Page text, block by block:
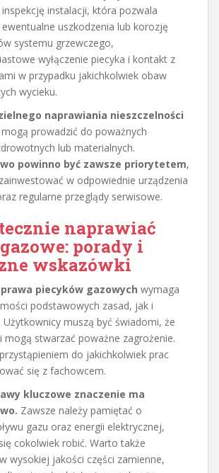
instalacji, która pozwala
uszkodzenia lub korozję
systemu grzewczego,
wyłączenie piecyka i kontakt z
w przypadku jakichkolwiek obaw
wycieku.
naprawiania nieszczelności
prowadzić do poważnych
lub materialnych.
powinno być zawsze priorytetem,
w odpowiednie urządzenia
regularne przeglądy serwisowe.
naprawiać
porady i
wskazówki
piecyków gazowych wymaga
podstawowych zasad, jak i
Użytkownicy muszą być świadomi, że
mogą stwarzać poważne zagrożenie.
do jakichkolwiek prac
się z fachowcem.
kluczowe znaczenie ma
Zawsze należy pamiętać o
gazu oraz energii elektrycznej,
cokolwiek robić. Warto także
wysokiej jakości części zamienne,